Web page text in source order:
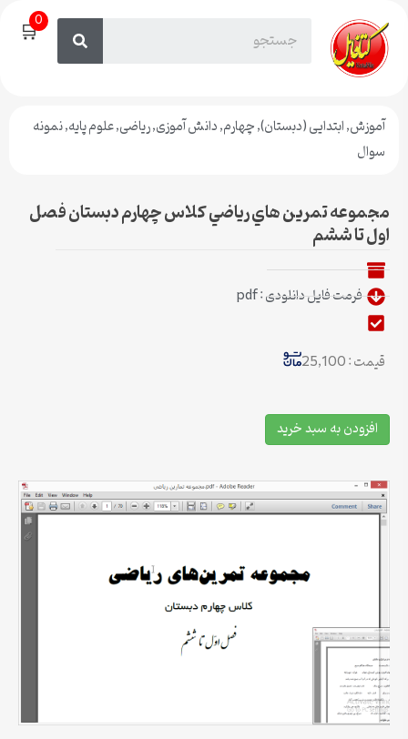
🛒0
آموزش,ابتدایی (دبستان),چهارم,دانش آموزی,ریاضی,علوم پایه,نمونه
سوال
مجموعه تمرين هاي رياضي كلاس چهارم دبستان فصل
اول تا ششم
فرمت فایل دانلودی : pdf
قیمت : 25,100
افزودن به سبد خرید